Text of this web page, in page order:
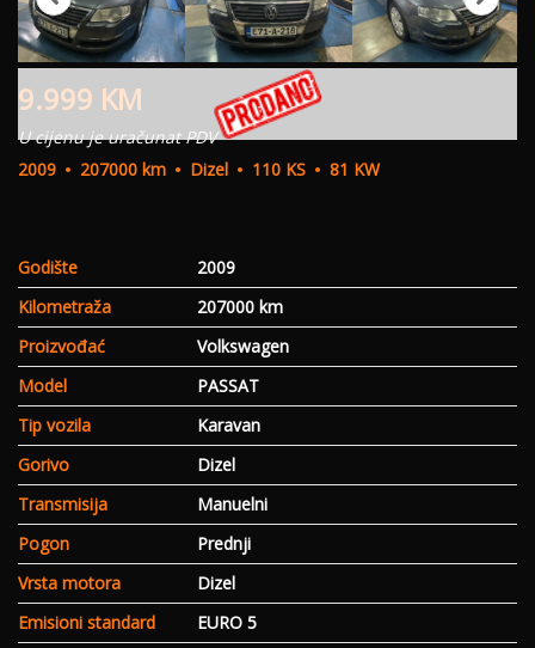
9.999 KM
U cijenu je uračunat PDV
2009
207000 km Dizel 110 KS 81 KW
Godište
2009
Kilometraža
207000 km
Proizvođać
Volkswagen
Model
PASSAT
Tip vozila
Karavan
Gorivo
Dizel
Transmisija
Manuelni
Pogon
Prednji
Vrsta motora
Dizel
Emisioni standard
EURO 5